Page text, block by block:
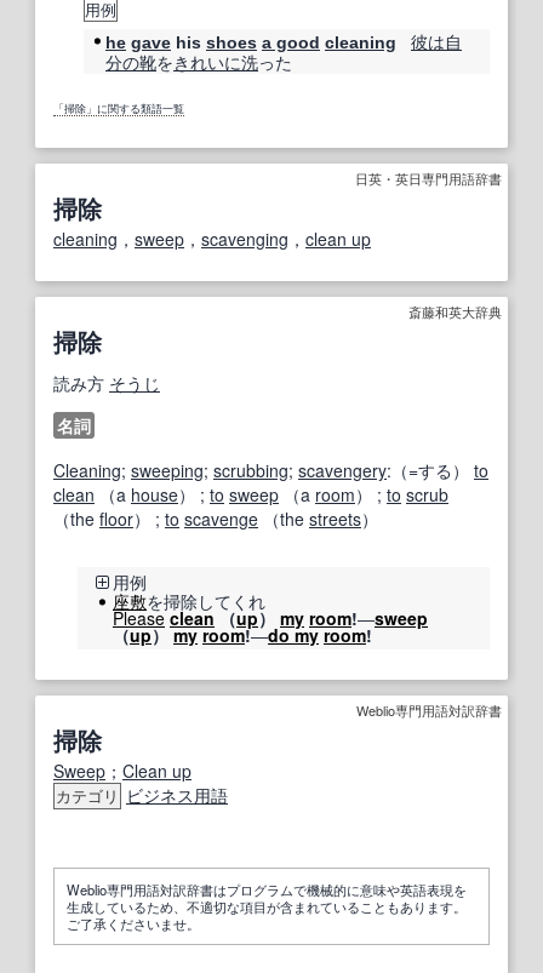
用例
he gave his shoes a good cleaning 彼は自
分の靴をきれいに洗った
「掃除」に関する類語一覧
日英・英日専門用語辞書
掃除
cleaning ， sweep ， scavenging ， clean up
斎藤和英大辞典
掃除
読み方 そうじ
名詞
Cleaning; sweeping; scrubbing; scavengery:（=する） to
clean （a house） ; to sweep （a room） ; to scrub
（the floor） ; to scavenge （the streets）
用例
座敷を掃除してくれ
Please clean （up） my room!―sweep
（up）my room!―do my room!
Weblio専門用語対訳辞書
掃除
Sweep ； Clean up
カテゴリ ビジネス用語
Weblio専門用語対訳辞書はプログラムで機械的に意味や英語表現を
生成しているため、不適切な項目が含まれていることもあります。
ご了承くださいませ。